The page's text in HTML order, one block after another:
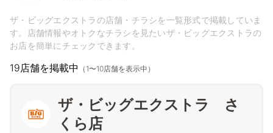
ザ・ビッグエクストラの店舗・チラシを一覧形式で掲載していま
す。店舗情報やオトクなチラシを見たいザ・ビッグエクストラの
お店を簡単にチェックできます。
19店舗を掲載中 （1〜10店舗を表示中）
ザ・ビッグエクストラ さ
くら店